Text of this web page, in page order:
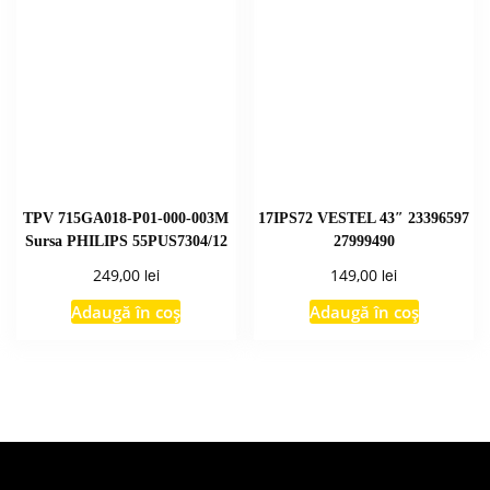
TPV 715GA018-P01-000-003M
Sursa PHILIPS 55PUS7304/12
249,00 lei
Adaugă în coș
17IPS72 VESTEL 43″ 23396597
27999490
149,00 lei
Adaugă în coș